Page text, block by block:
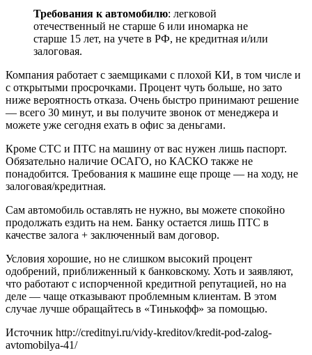
Требования к автомобилю: легковой
отечественный не старше 6 или иномарка не
старше 15 лет, на учете в РФ, не кредитная и/или
залоговая.
Компания работает с заемщиками с плохой КИ, в том числе и
с открытыми просрочками. Процент чуть больше, но зато
ниже вероятность отказа. Очень быстро принимают решение
— всего 30 минут, и вы получите звонок от менеджера и
можете уже сегодня ехать в офис за деньгами.
Кроме СТС и ПТС на машину от вас нужен лишь паспорт.
Обязательно наличие ОСАГО, но КАСКО также не
понадобится. Требования к машине еще проще — на ходу, не
залоговая/кредитная.
Сам автомобиль оставлять не нужно, вы можете спокойно
продолжать ездить на нем. Банку остается лишь ПТС в
качестве залога + заключенный вам договор.
Условия хорошие, но не слишком высокий процент
одобрений, приближенный к банковскому. Хоть и заявляют,
что работают с испорченной кредитной репутацией, но на
деле — чаще отказывают проблемным клиентам. В этом
случае лучше обращайтесь в «Тинькофф» за помощью.
Источник http://creditnyi.ru/vidy-kreditov/kredit-pod-zalog-
avtomobilya-41/